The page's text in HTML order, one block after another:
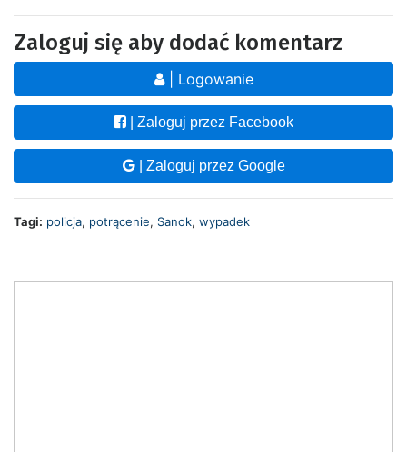
Zaloguj się aby dodać komentarz
| Logowanie
| Zaloguj przez Facebook
| Zaloguj przez Google
Tagi: policja, potrącenie, Sanok, wypadek